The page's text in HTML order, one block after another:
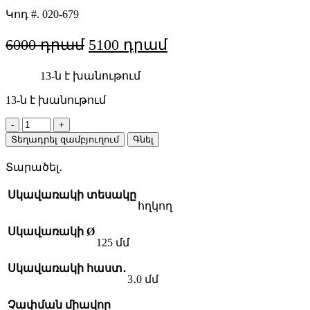
Կոդ #. 020-679
6000
Original
was:
6000 AMD.
5100
Current
13-ն է խանութում
13-ն է խանութում
Rosver
CWS
125×3×22
հղկող
quantity
Տեղադրել զամբյուղում Գնել
Տարածել․
Սկավառակի տեսակը
հղկող
Սկավառակի Ø
125 մմ
Սկավառակի հաստ․
3․0 մմ
Չափման միավոր